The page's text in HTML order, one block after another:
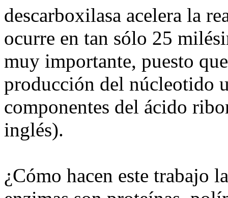
descarboxilasa acelera la
ocurre en tan sólo 25
muy importante, puesto
producción del núcleotido
componentes del ácido
inglés).
¿Cómo hacen este trabajo